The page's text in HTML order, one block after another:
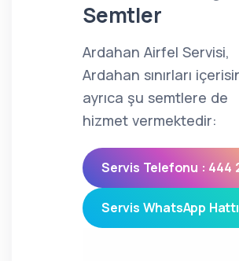
Semtler
Ardahan Airfel Servisi,
Ardahan sınırları
ayrıca şu semtlere de
hizmet vermektedir:
Servis Telefonu : 444
Servis WhatsApp